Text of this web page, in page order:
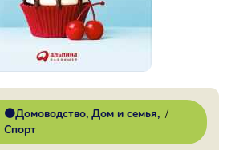
🟠Домоводство, Дом и семья /
Спорт